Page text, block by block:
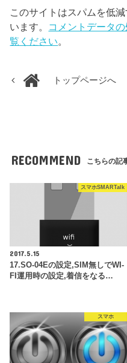
このサイトはスパムを低
います。 コメントデータ
覧ください。
トップページへ
RECOMMEND こちらの記
スマホSMARTalk
2017.5.15
17.SO-04Eの設定,SIM無しでWI-
FI運用時の設定,着信をなる…
スマホ